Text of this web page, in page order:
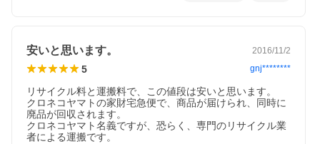
安いと思います。 2016/11/2
5 gnj********
リサイクル料と運搬料で、この値段は安いと思います。
クロネコヤマトの家財宅急便で、商品が届けられ、同時に
廃品が回収されます。
クロネコヤマト名義ですが、恐らく、専門のリサイクル業
者による運搬です。